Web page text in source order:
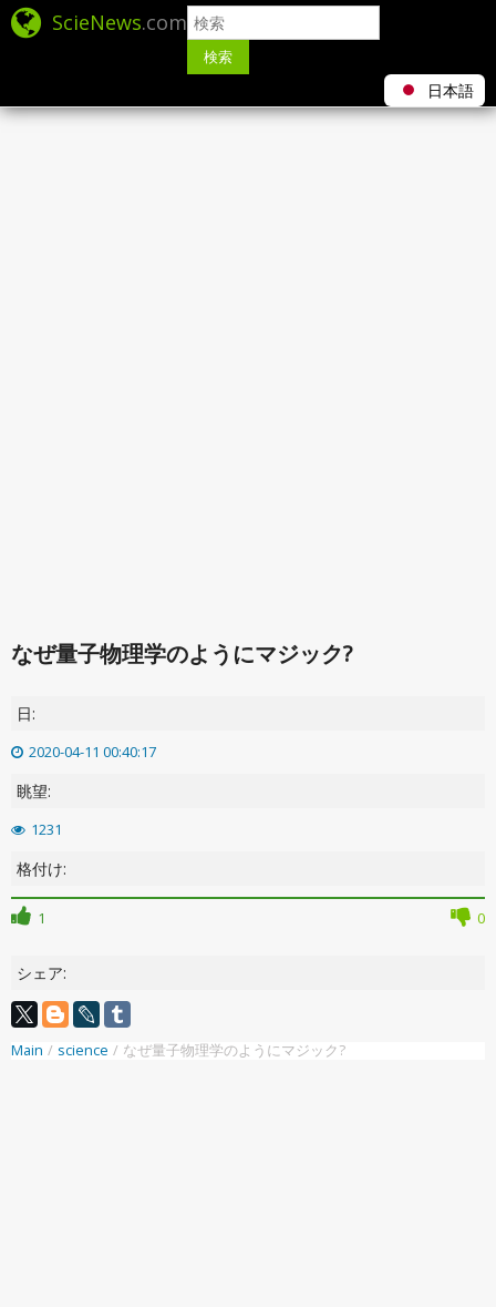
ScieNews.com
検索
日本語
なぜ量子物理学のようにマジック?
日:
2020-04-11 00:40:17
眺望:
1231
格付け:
1 0
シェア:
Main / science / なぜ量子物理学のようにマジック?